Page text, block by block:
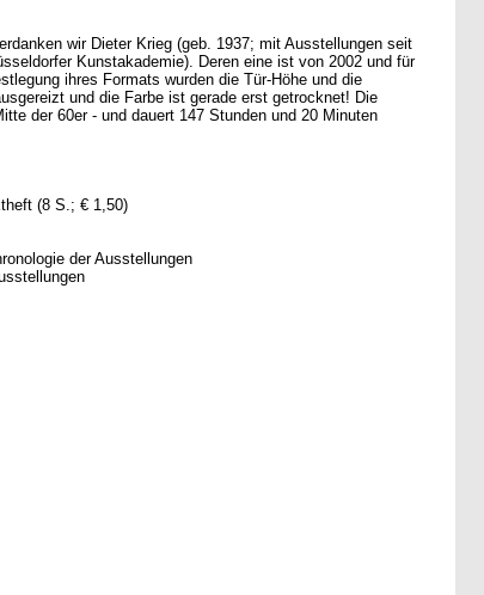
wir Dieter Krieg (geb. 1937; mit Ausstellungen seit
Kunstakademie). Deren eine ist von 2002 und für
ihres Formats wurden die Tür-Höhe und die
und die Farbe ist gerade erst getrocknet! Die
der 60er - und dauert 147 Stunden und 20 Minuten
(8 S.; € 1,50)
der Ausstellungen